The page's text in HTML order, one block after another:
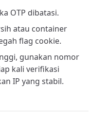
OTP dibatasi.
atau container
flag cookie.
gunakan nomor
kali verifikasi
IP yang stabil.